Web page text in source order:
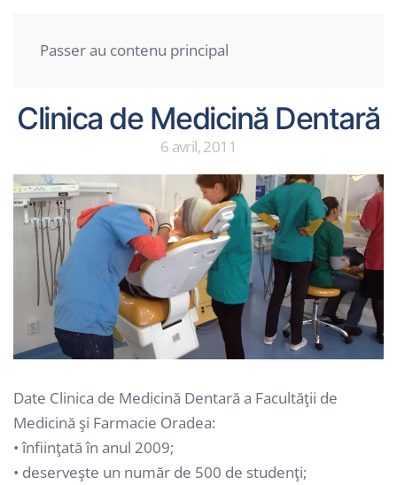
Passer au contenu principal
Clinica de Medicină Dentară
6 avril, 2011
Date Clinica de Medicină Dentară a Facultăţii de
Medicină şi Farmacie Oradea:
• înfiinţată în anul 2009;
• deserveşte un număr de 500 de studenţi;